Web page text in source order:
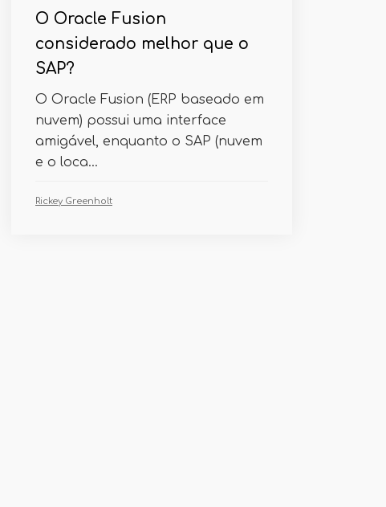
O Oracle Fusion
considerado melhor que o
SAP?
O Oracle Fusion (ERP baseado em
nuvem) possui uma interface
amigável, enquanto o SAP (nuvem
e o loca...
Rickey Greenholt